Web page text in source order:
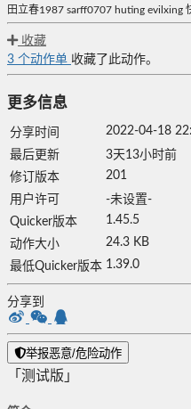
田立春1987 sarff0707 huting evilxing
收藏
3 个动作单 收藏了此动作。
更多信息
分享时间
2022-04-18
最后更新
3天13小时前
修订版本
201
用户许可
-未设置-
Quicker版本
1.45.5
动作大小
24.3 KB
最低Quicker版本 1.39.0
分享到
举报恶意/危险动作
「测试版」